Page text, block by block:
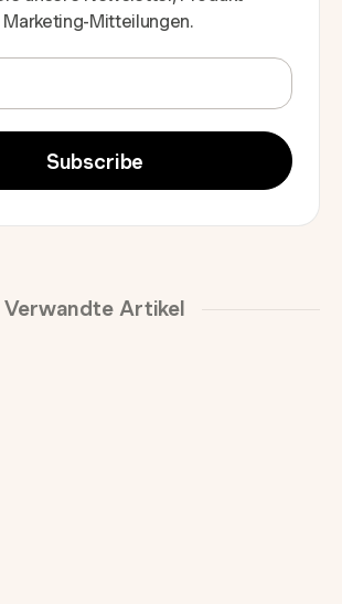
Mitteilungen.
Verwandte Artikel